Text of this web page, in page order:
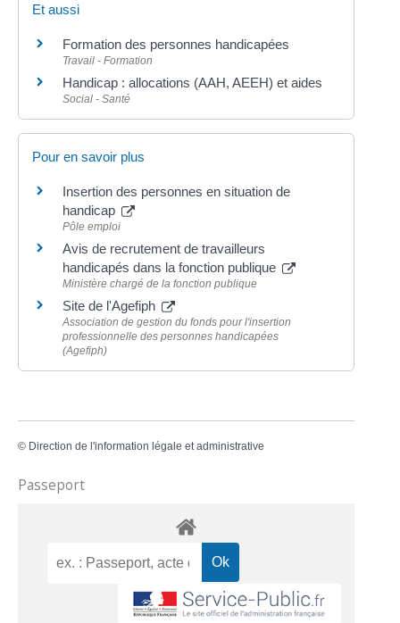
Et aussi
Formation des personnes handicapées
Travail - Formation
Handicap : allocations (AAH, AEEH) et aides
Social - Santé
Pour en savoir plus
Insertion des personnes en situation de
handicap
Pôle emploi
Avis de recrutement de travailleurs
handicapés dans la fonction publique
Ministère chargé de la fonction publique
Site de l'Agefiph
Association de gestion du fonds pour l'insertion
professionnelle des personnes handicapées
(Agefiph)
© Direction de l'information légale et administrative
Passeport